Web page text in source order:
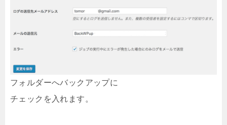
フォルダーへバックアップに
チェックを入れます。